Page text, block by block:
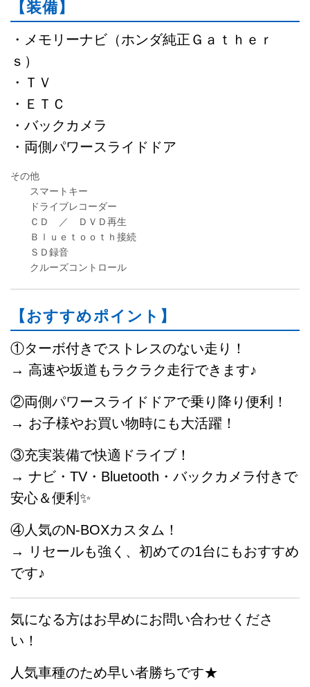
【装備】
・メモリーナビ（ホンダ純正Ｇａｔｈｅｒ
ｓ）
・ＴＶ
・ＥＴＣ
・バックカメラ
・両側パワースライドドア
その他
スマートキー
ドライブレコーダー
ＣＤ ／ ＤＶＤ再生
Ｂｌｕｅｔｏｏｔｈ接続
ＳＤ録音
クルーズコントロール
【おすすめポイント】
①ターボ付きでストレスのない走り！
→ 高速や坂道もラクラク走行できます♪
②両側パワースライドドアで乗り降り便利！
→ お子様やお買い物時にも大活躍！
③充実装備で快適ドライブ！
→ ナビ・TV・Bluetooth・バックカメラ付きで
安心＆便利✨
④人気のN-BOXカスタム！
→ リセールも強く、初めての1台にもおすすめ
です♪
気になる方はお早めにお問い合わせくださ
い！
人気車種のため早い者勝ちです★